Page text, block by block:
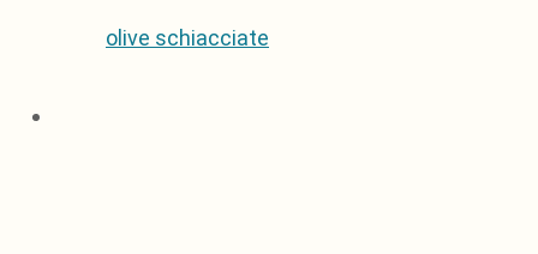
olive schiacciate